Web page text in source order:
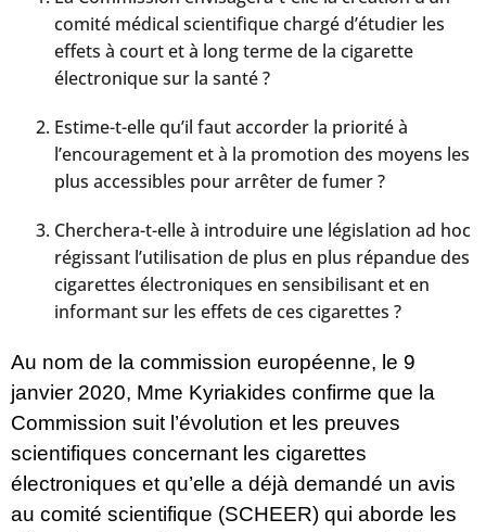
comité médical scientifique chargé d’étudier les
effets à court et à long terme de la cigarette
électronique sur la santé ?
Estime-t-elle qu’il faut accorder la priorité à
l’encouragement et à la promotion des moyens les
plus accessibles pour arrêter de fumer ?
Cherchera-t-elle à introduire une législation ad hoc
régissant l’utilisation de plus en plus répandue des
cigarettes électroniques en sensibilisant et en
informant sur les effets de ces cigarettes ?
Au nom de la commission européenne, le 9
janvier 2020, Mme Kyriakides confirme que la
Commission suit l’évolution et les preuves
scientifiques concernant les cigarettes
électroniques et qu’elle a déjà demandé un avis
au comité scientifique (SCHEER) qui aborde les